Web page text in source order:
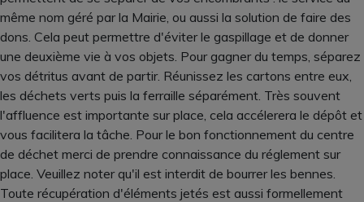
même nom géré par la Mairie, ou aussi la solution de faire des
dons. Cela peut permettre d'éviter le gaspillage et de donner
une deuxième vie à vos objets. Pour gagner du temps, séparez
vos détritus avant de partir. Réunissez les cartons entre eux,
les déchets verts puis la ferraille séparément. Très souvent
l'affluence est importante sur place, cela accélerera le dépôt et
vous facilitera la tâche. Pour le bon fonctionnement du centre
de déchet merci de prendre connaissance du réglement sur
place. Veuillez noter qu'il est interdit de bourrer les bennes.
Toute récupération d'éléments jetés est aussi formellement